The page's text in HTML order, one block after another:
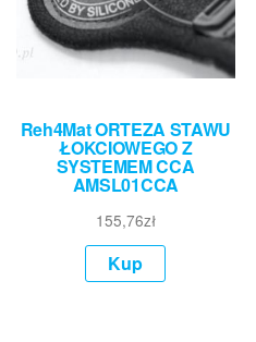
Reh4Mat ORTEZA STAWU
ŁOKCIOWEGO Z
SYSTEMEM CCA
AMSL01CCA
155,76zł
Kup